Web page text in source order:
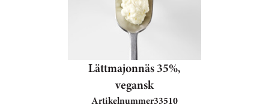
Lättmajonnäs 35%,
vegansk
Artikelnummer33510